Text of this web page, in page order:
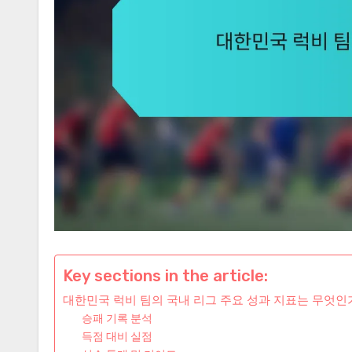
Key sections in the article:
대한민국 럭비 팀의 국내 리그 주요 성과 지표는 무엇인
승패 기록 분석
득점 대비 실점